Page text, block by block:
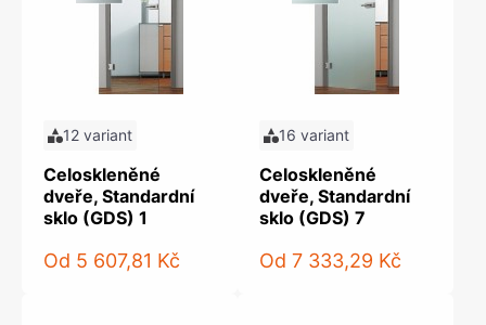
12 variant
Celoskleněné
dveře, Standardní
sklo (GDS) 1
Od 5 607,81 Kč
16 variant
Celoskleněné
dveře, Standardní
sklo (GDS) 7
Od 7 333,29 Kč